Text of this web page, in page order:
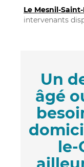
Le Mesnil-
intervenants
Un
âgé
le-